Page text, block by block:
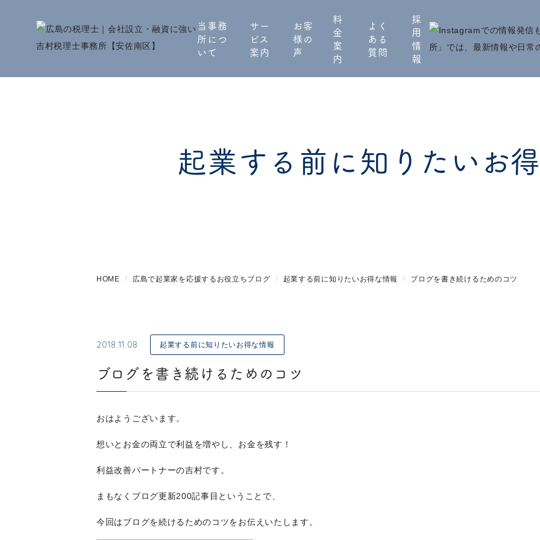
当事務
所につ
いて
サー
ビス
案内
お客
様の
声
料
金
案
内
よく
ある
質問
採
用
情
報
起業する前に知りたいお
HOME 広島で起業家を応援するお役立ちブログ 起業する前に知りたいお得な情報 ブログを書き続けるためのコツ
2018.11.08 起業する前に知りたいお得な情報
ブログを書き続けるためのコツ
おはようございます。
想いとお金の両立で利益を増やし、お金を残す！
利益改善パートナーの吉村です。
まもなくブログ更新200記事目ということで、
今回はブログを続けるためのコツをお伝えいたします。